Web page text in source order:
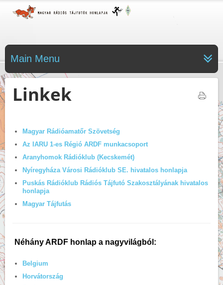
Main Menu
Linkek
Magyar Rádióamatőr Szövetség
Az IARU 1-es Régió ARDF munkacsoport
Aranyhomok Rádióklub (Kecskemét)
Nyíregyháza Városi Rádióklub SE. hivatalos honlapja
Puskás Rádióklub Rádiós Tájfutó Szakosztályának hivatalos
honlapja
Magyar Tájfutás
Néhány ARDF honlap a nagyvilágból:
Belgium
Horvátország